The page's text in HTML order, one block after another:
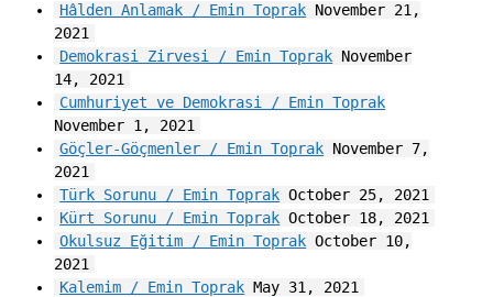
Hâlden Anlamak / Emin Toprak November 21,
2021
Demokrasi Zirvesi / Emin Toprak November
14, 2021
Cumhuriyet ve Demokrasi / Emin Toprak
November 1, 2021
Göçler-Göçmenler / Emin Toprak November 7,
2021
Türk Sorunu / Emin Toprak October 25, 2021
Kürt Sorunu / Emin Toprak October 18, 2021
Okulsuz Eğitim / Emin Toprak October 10,
2021
Kalemim / Emin Toprak May 31, 2021